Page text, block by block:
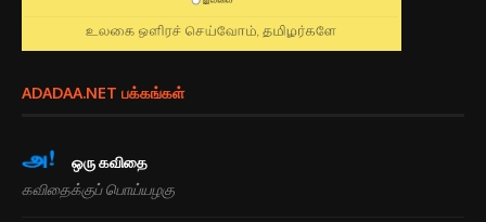
ADADAA.NET பக்கங்கள்
ஒரு க‌விதை
கவிதைக்குப் பொய்யழகு